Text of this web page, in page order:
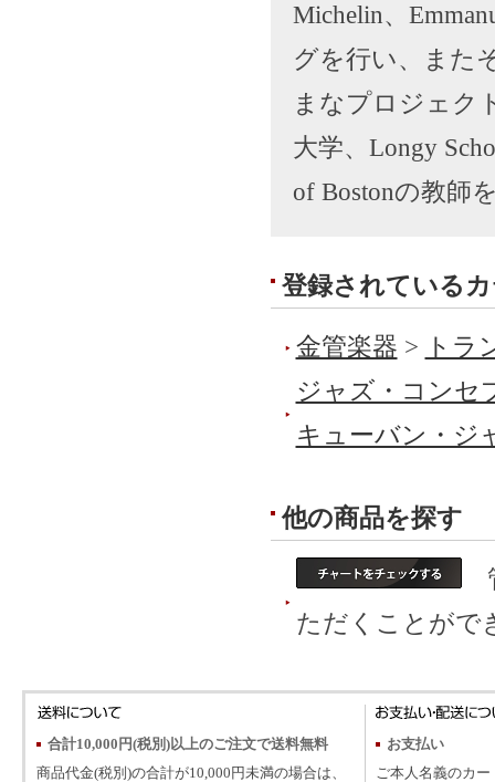
Michelin、
グを行い、また
まなプロジェク
大学、Longy
of Bostonの教師
登録されている
金管楽器 > トラ
ジャズ・コンセ
キューバン・ジ
他の商品を探す
ただくことがで
合計10,000円(税別)以上のご注文で送料無料
商品代金(税別)の合計が10,000円未満の場合は、
お支払い
ご本人名義のカ